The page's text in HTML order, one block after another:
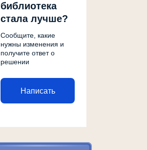
библиотека
стала лучше?
Сообщите, какие
нужны изменения и
получите ответ о
решении
Написать